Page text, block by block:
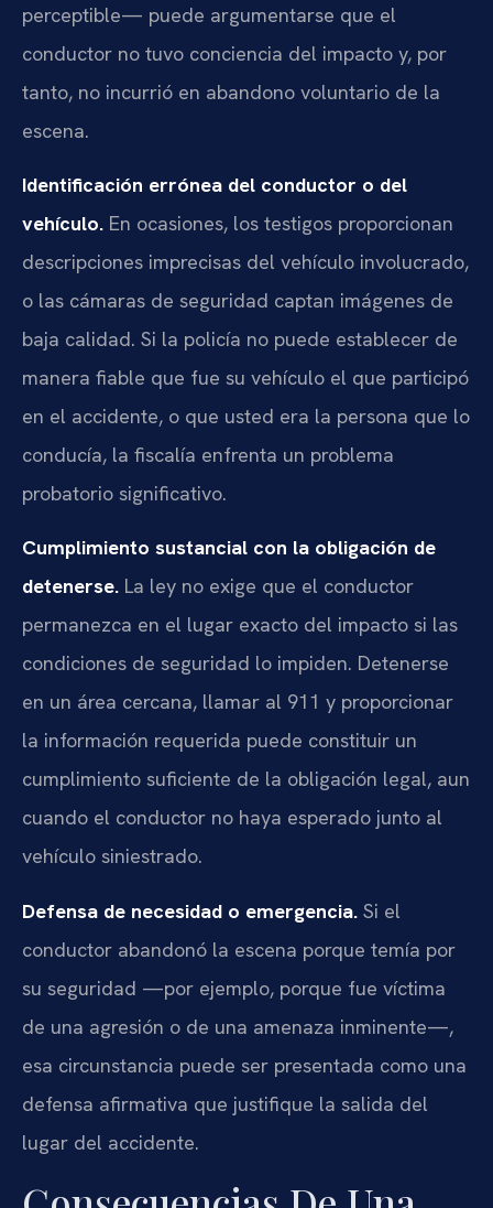
perceptible— puede argumentarse que el
conductor no tuvo conciencia del impacto y, por
tanto, no incurrió en abandono voluntario de la
escena.
Identificación errónea del conductor o del
vehículo. En ocasiones, los testigos proporcionan
descripciones imprecisas del vehículo involucrado,
o las cámaras de seguridad captan imágenes de
baja calidad. Si la policía no puede establecer de
manera fiable que fue su vehículo el que participó
en el accidente, o que usted era la persona que lo
conducía, la fiscalía enfrenta un problema
probatorio significativo.
Cumplimiento sustancial con la obligación de
detenerse. La ley no exige que el conductor
permanezca en el lugar exacto del impacto si las
condiciones de seguridad lo impiden. Detenerse
en un área cercana, llamar al 911 y proporcionar
la información requerida puede constituir un
cumplimiento suficiente de la obligación legal, aun
cuando el conductor no haya esperado junto al
vehículo siniestrado.
Defensa de necesidad o emergencia. Si el
conductor abandonó la escena porque temía por
su seguridad —por ejemplo, porque fue víctima
de una agresión o de una amenaza inminente—,
esa circunstancia puede ser presentada como una
defensa afirmativa que justifique la salida del
lugar del accidente.